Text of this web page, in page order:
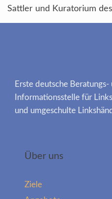
Sattler und Kuratorium
Erste deutsche Beratungs-
Informationsstelle für
und umgeschulte
Über uns
Ziele